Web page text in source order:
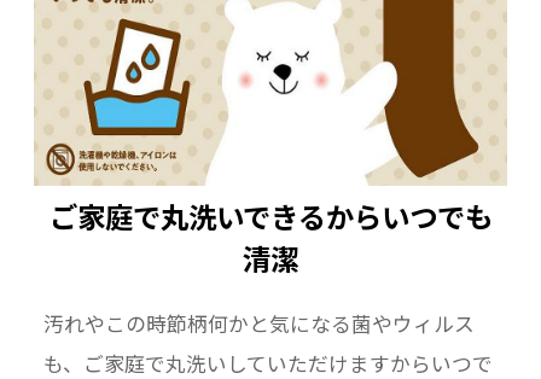
ご家庭で丸洗いできるからいつでも
清潔
汚れやこの時節柄何かと気になる菌やウィルス
も、ご家庭で丸洗いしていただけますからいつで